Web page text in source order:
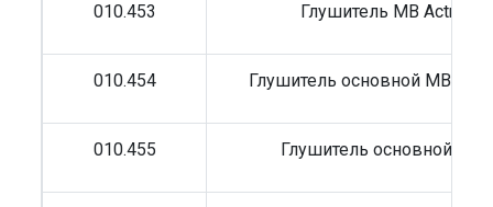
010.453 Глушитель MB
010.454 Глушитель основной MB
010.455 Глушитель основной MB